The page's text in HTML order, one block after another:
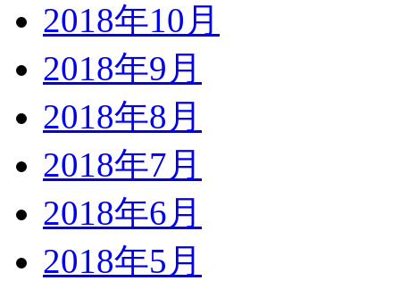
2018年10月
2018年9月
2018年8月
2018年7月
2018年6月
2018年5月